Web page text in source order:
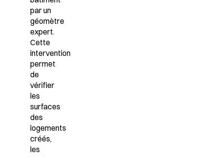
par un
géomètre
expert.
Cette
intervention
permet
de
vérifier
les
surfaces
des
logements
créés,
les